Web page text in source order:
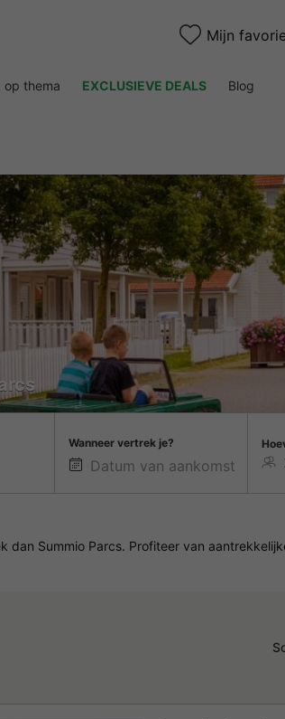
Mijn
op thema EXCLUSIEVE DEALS Blog
Wanneer vertrek je?
Summio Parcs. Profiteer van